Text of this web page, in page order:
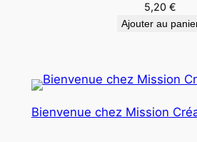
5,20 €
Ajouter au
Bienvenue chez Mission